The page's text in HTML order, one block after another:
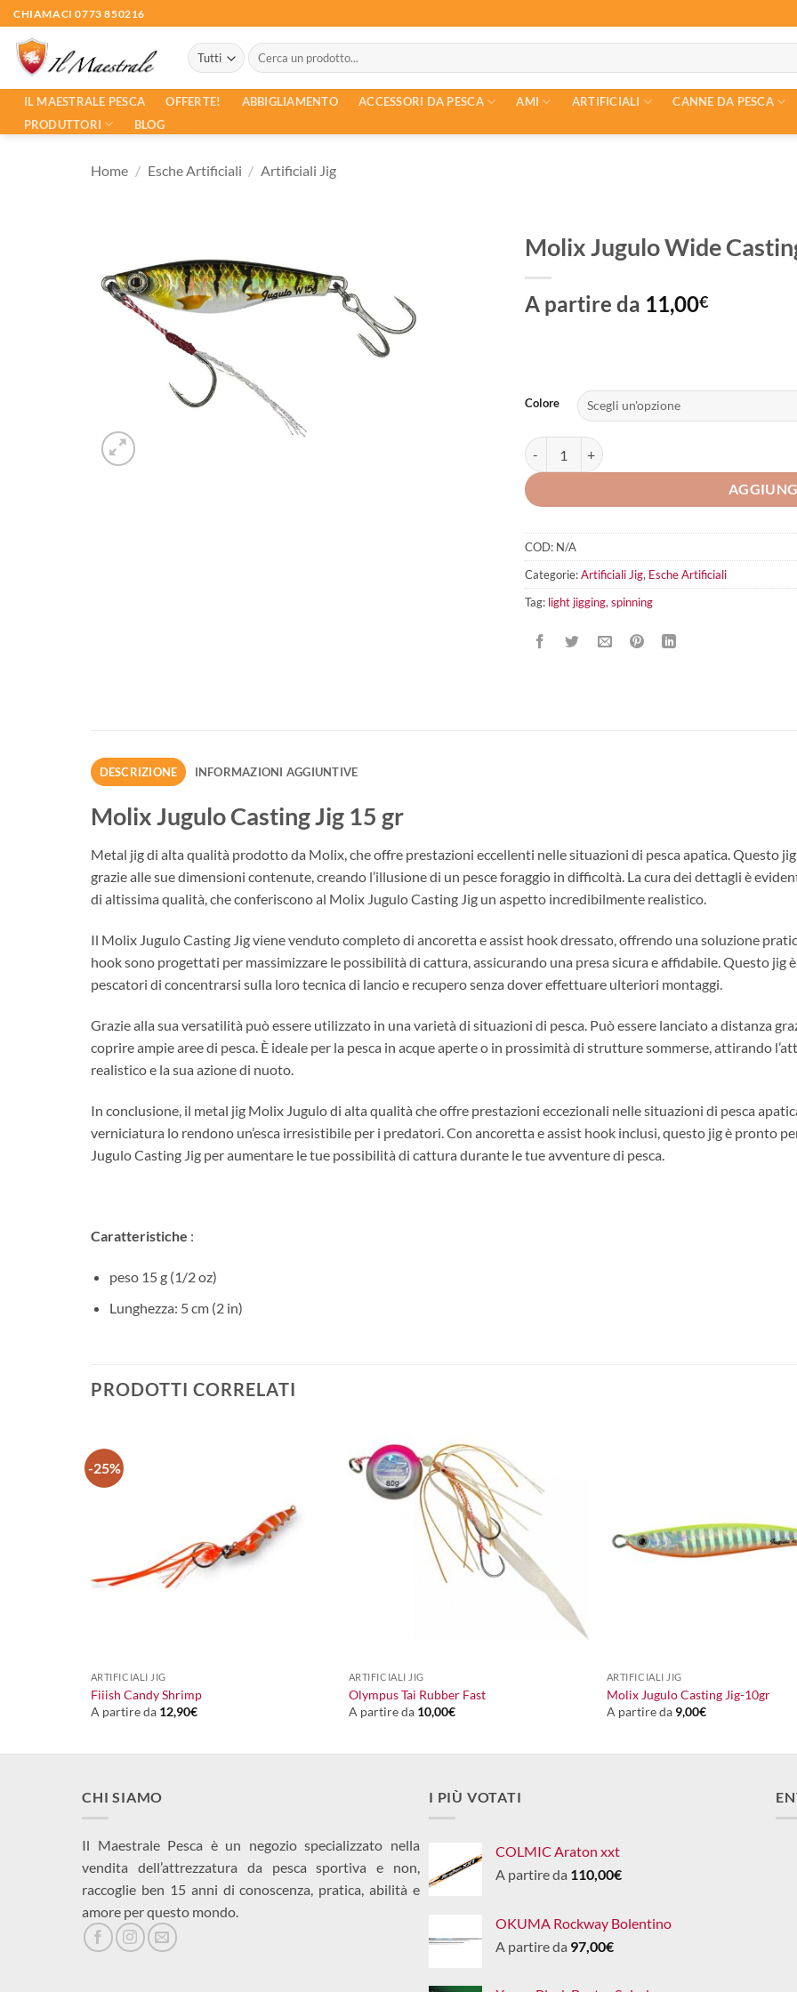
Salta
ai
contenuti
CHIAMACI 0773 850216
Cerca:
IL MAESTRALE PESCA OFFERTE! ABBIGLIAMENTO ACCESSORI DA PESCA AMI ARTIFICIALI
CANNE DA PESCA
PRODUTTORI
BLOG
Home / Esche Artificiali / Artificiali Jig
Molix Jugulo Wide
A partire da 11,00€
Colore
Molix Jugulo Wide Casting Jig 15 gr quantità
COD: N/A
Categorie:Artificiali Jig, Esche Artificiali
Tag: light jigging, spinning
DESCRIZIONE INFORMAZIONI AGGIUNTIVE
Molix Jugulo Casting Jig 15 gr
Metal jig di alta qualità prodotto da Molix, che offre prestazioni eccellenti nelle situazioni di pesca apatica. Questo
grazie alle sue dimensioni contenute, creando l’illusione di un pesce foraggio in difficoltà. La cura dei dettagli è
di altissima qualità, che conferiscono al Molix Jugulo Casting Jig un aspetto incredibilmente realistico.
Il Molix Jugulo Casting Jig viene venduto completo di ancoretta e assist hook dressato, offrendo una soluzione
hook sono progettati per massimizzare le possibilità di cattura, assicurando una presa sicura e affidabile. Questo jig
pescatori di concentrarsi sulla loro tecnica di lancio e recupero senza dover effettuare ulteriori montaggi.
Grazie alla sua versatilità può essere utilizzato in una varietà di situazioni di pesca. Può essere lanciato a distanza
coprire ampie aree di pesca. È ideale per la pesca in acque aperte o in prossimità di strutture sommerse, attirando
realistico e la sua azione di nuoto.
In conclusione, il metal jig Molix Jugulo di alta qualità che offre prestazioni eccezionali nelle situazioni di pesca
verniciatura lo rendono un’esca irresistibile per i predatori. Con ancoretta e assist hook inclusi, questo jig è pronto
Jugulo Casting Jig per aumentare le tue possibilità di cattura durante le tue avventure di pesca.
Caratteristiche :
peso 15 g (1/2 oz)
Lunghezza: 5 cm (2 in)
PRODOTTI CORRELATI
-25%
ARTIFICIALI JIG
Fiiish Candy Shrimp
A partire da 12,90€
ARTIFICIALI JIG
Olympus Tai Rubber Fast
A partire da 10,00€
ARTIFICIALI JIG
Molix Jugulo Casting Jig-10gr
A partire da 9,00€
CHI SIAMO
Il Maestrale Pesca è un negozio specializzato nella
vendita dell’attrezzatura da pesca sportiva e non,
raccoglie ben 15 anni di conoscenza, pratica, abilità e
amore per questo mondo.
I PIÙ VOTATI
COLMIC Araton xxt
A partire da 110,00€
OKUMA Rockway Bolentino
A partire da 97,00€